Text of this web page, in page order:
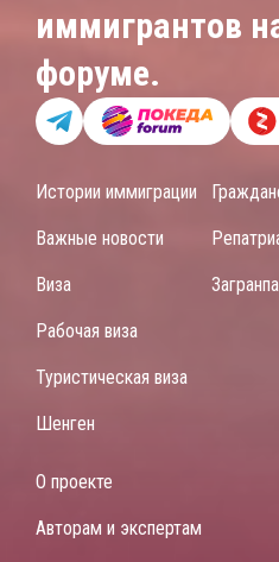
иммигрантов
форуме.
Истории иммиграции
Важные новости
Виза
Рабочая виза
Туристическая виза
Шенген
О проекте
Авторам и экспертам